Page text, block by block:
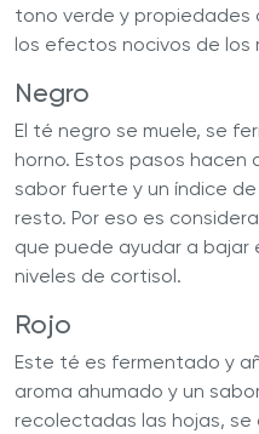
tono verde y propiedades
los efectos nocivos de los
Negro
El té negro se muele, se
horno. Estos pasos
sabor fuerte y un índice
resto. Por eso es
que puede ayudar a bajar
niveles de cortisol.
Rojo
Este té es fermentado y
aroma ahumado y un
recolectadas las hojas, se